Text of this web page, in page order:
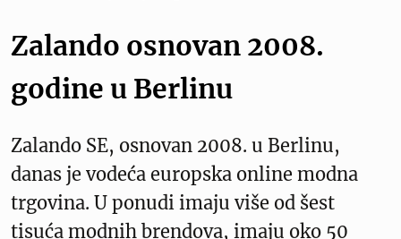
Zalando osnovan 2008.
godine u Berlinu
Zalando SE, osnovan 2008. u Berlinu,
danas je vodeća europska online modna
trgovina. U ponudi imaju više od šest
tisuća modnih brendova, imaju oko 50